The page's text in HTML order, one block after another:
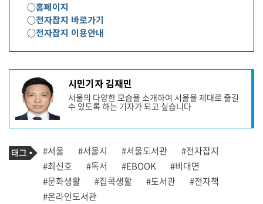
○홈페이지
○전자잡지 바로가기
○전자잡지 이용안내
사
작
자
프
필
시민기자 김재민
서울의 다양한 모습을 소개하여 서울을 제대로 즐길
수 있도록 하는 기자가 되고 싶습니다
기
사
관
련
태
그
태
그
#서울 #서울시 #서울도서관
#전자잡지
#최신호
#독서 #EBOOK
#비대면
#문화생활
#집콕생활 #도서관
#전자책
#온라인도서관